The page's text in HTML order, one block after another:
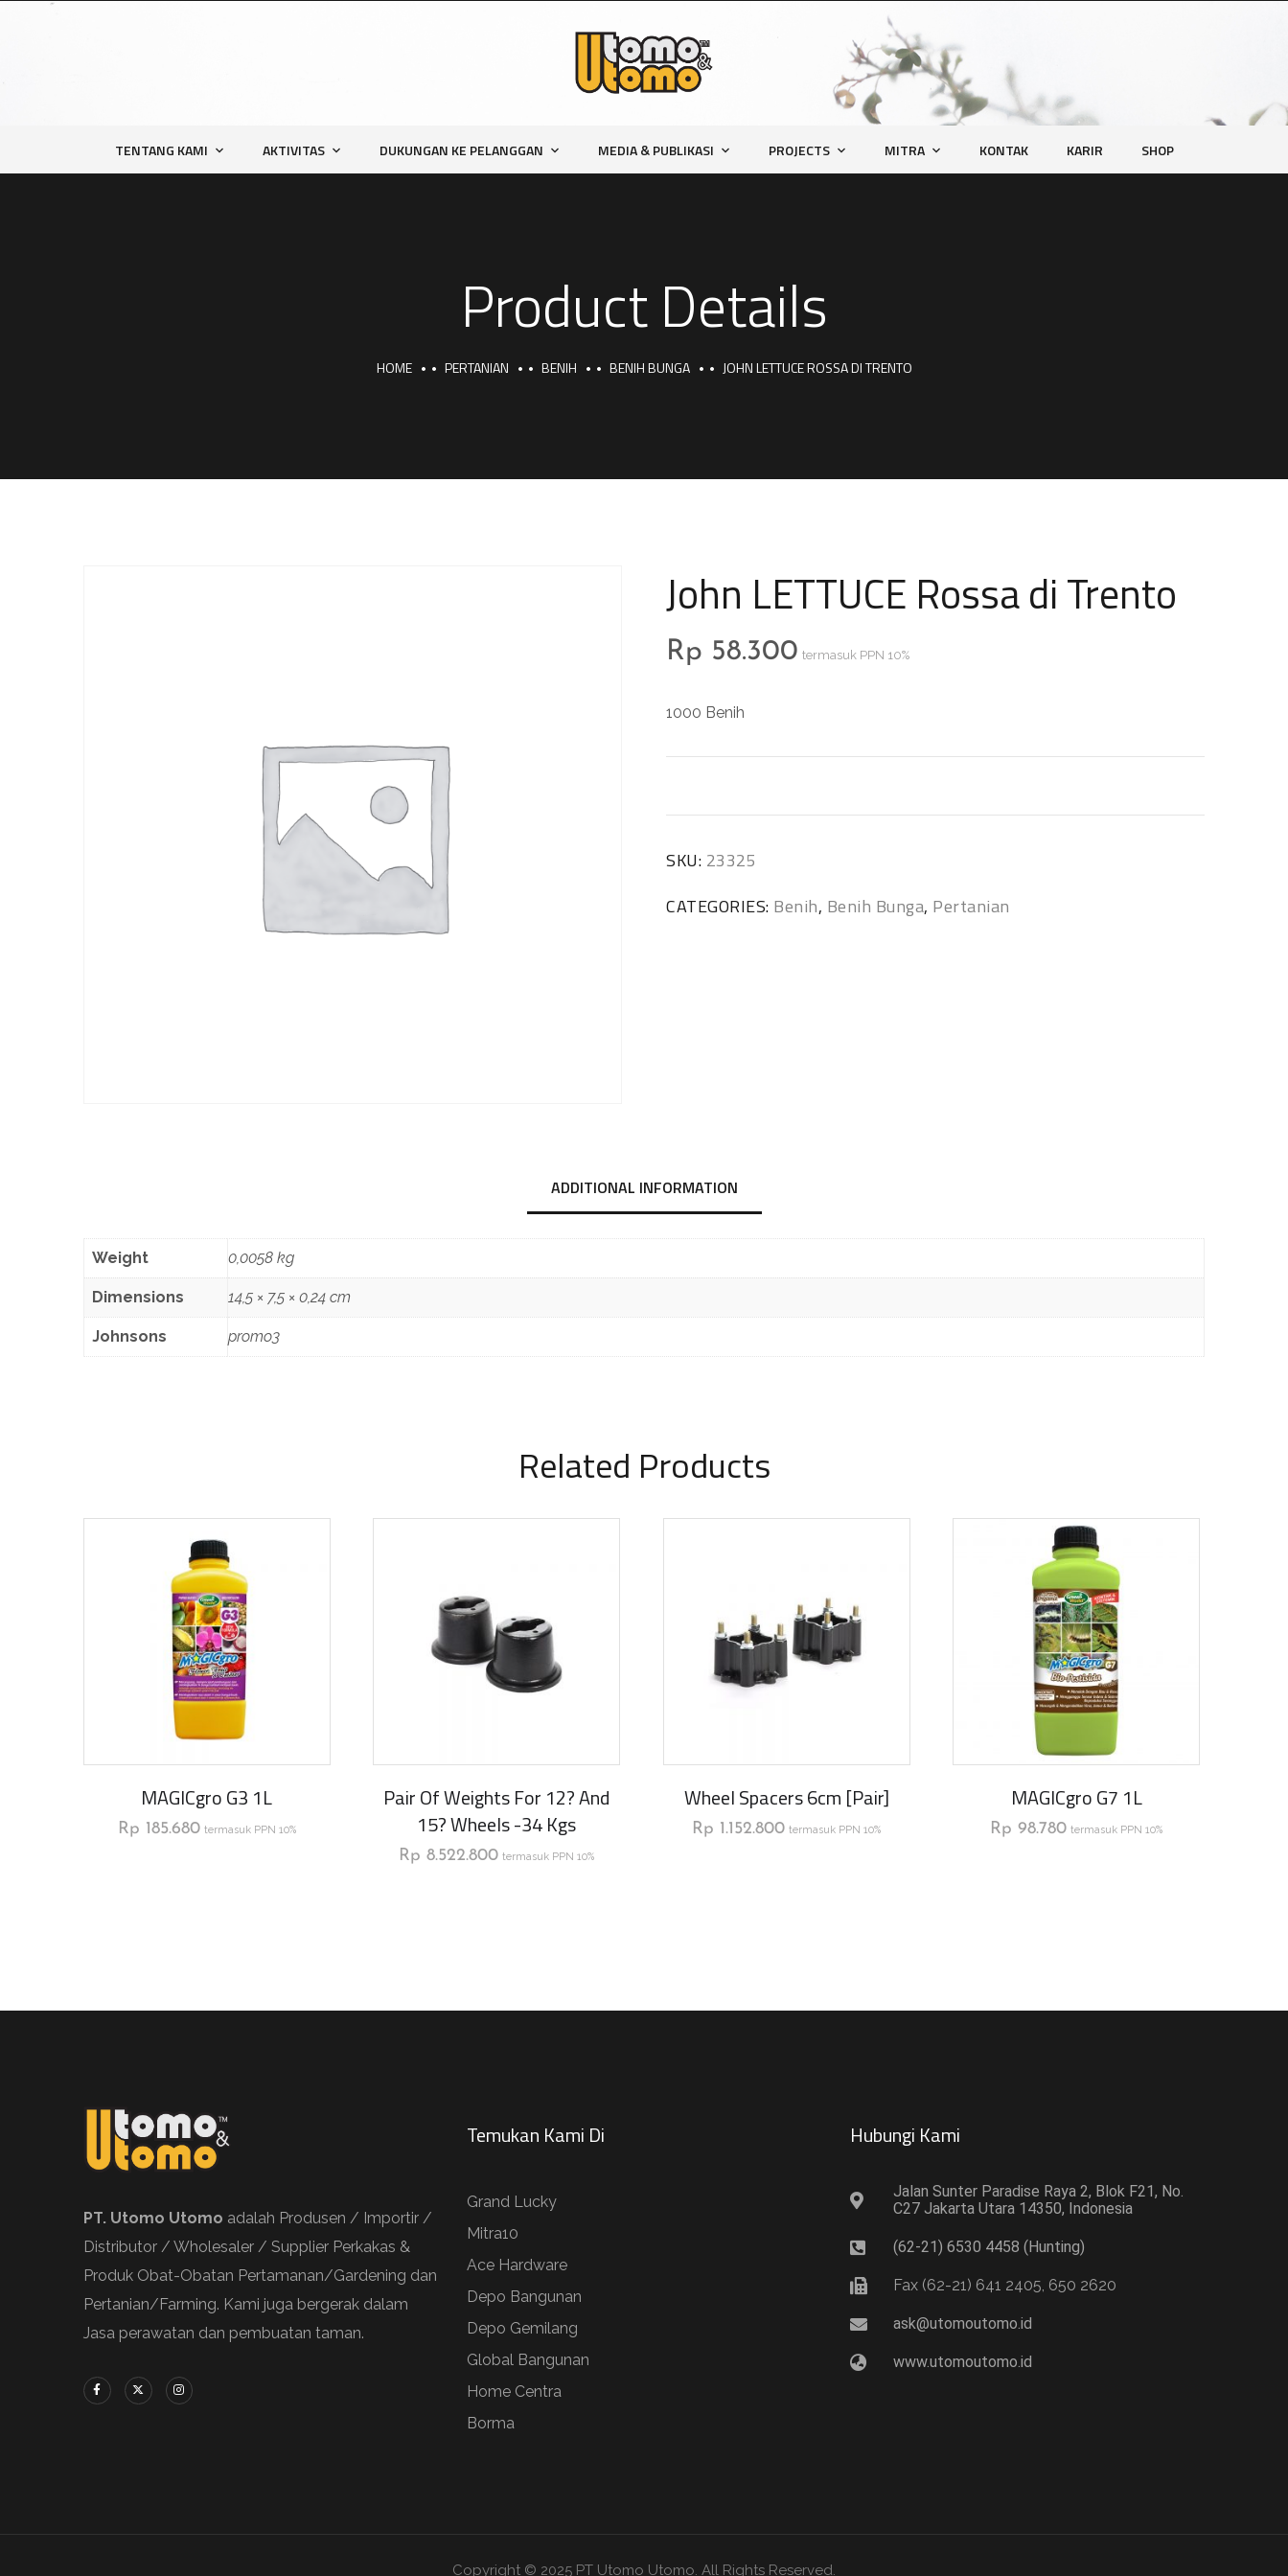
TENTANG KAMI AKTIVITAS DUKUNGAN KE PELANGGAN MEDIA & PUBLIKASI PROJECTS MITRA KONTAK KARIR SHOP
Product Details
HOME PERTANIAN BENIH BENIH BUNGA JOHN LETTUCE ROSSA DI TRENTO
John LETTUCE Rossa di Trento
Rp 58.300 termasuk PPN 10%
1000 Benih
SKU: 23325
CATEGORIES: Benih, Benih Bunga, Pertanian
ADDITIONAL INFORMATION
Weight 0,0058 kg
Dimensions 14,5 × 7,5 × 0,24 cm
Johnsons promo3
Related Products
MAGICgro G3 1L
Rp 185.680 termasuk PPN 10%
Pair Of Weights For 12? And
15? Wheels -34 Kgs
Rp 8.522.800 termasuk PPN 10%
Wheel Spacers 6cm [pair]
Rp 1.152.800 termasuk PPN 10%
MAGICgro G7 1L
Rp 98.780 termasuk PPN 10%
PT. Utomo Utomo adalah Produsen / Importir /
Distributor / Wholesaler / Supplier Perkakas &
Produk Obat-Obatan Pertamanan/Gardening dan
Pertanian/Farming. Kami juga bergerak dalam
Jasa perawatan dan pembuatan taman.
Temukan Kami Di
Grand Lucky
Mitra10
Ace Hardware
Depo Bangunan
Depo Gemilang
Global Bangunan
Home Centra
Borma
Hubungi Kami​
Jalan Sunter Paradise Raya 2, Blok F21, No.
C27 Jakarta Utara 14350, Indonesia
(62-21) 6530 4458 (Hunting)
Fax (62-21) 641 2405, 650 2620
ask@utomoutomo.id
www.utomoutomo.id
Copyright © 2025 PT Utomo Utomo. All Rights Reserved.